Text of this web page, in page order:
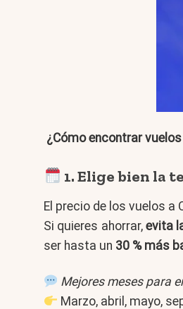
¿Cómo encontrar
1. Elige bien la
El precio de los vuelos a
Si quieres ahorrar,evita
ser hasta un 30 % más
Mejores meses para
Marzo, abril, mayo,